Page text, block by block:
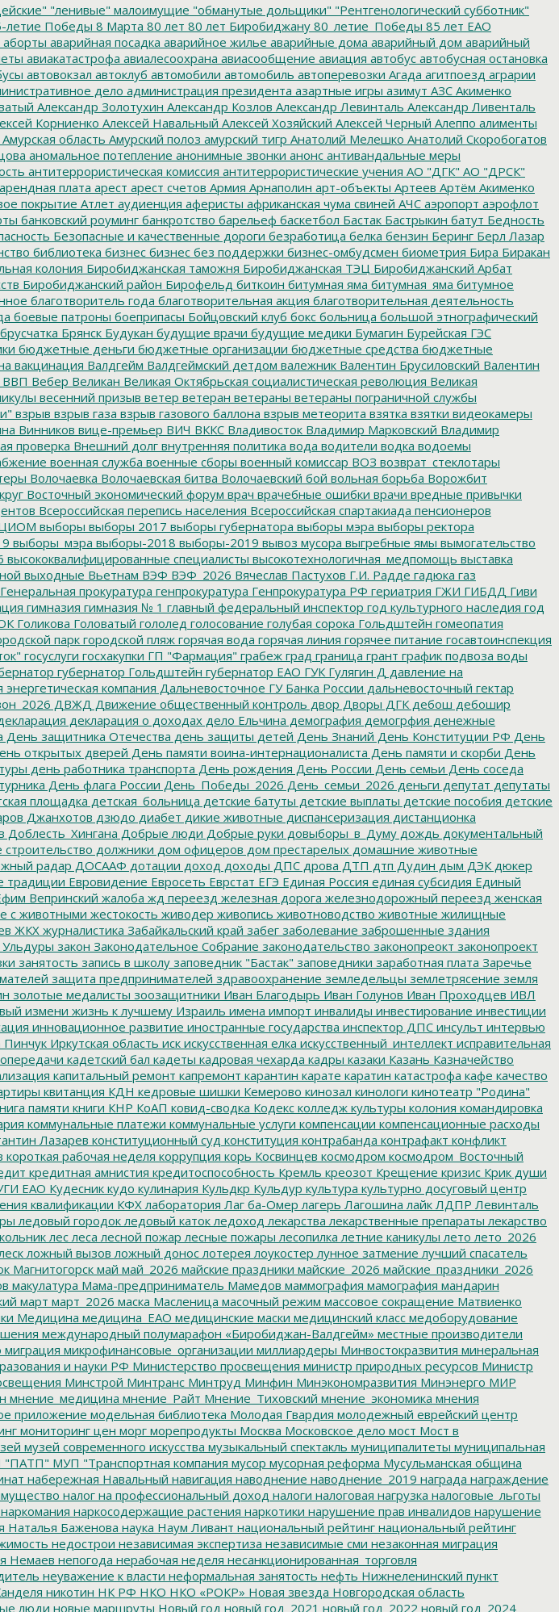
"ленивые" малоимущие "обманутые дольщики" "Рентгенологический субботник"
летие Победы 8 Марта 80 лет 80 лет Биробиджану 80_летие_Победы 85 лет ЕАО
аборты аварийная посадка аварийное жилье аварийные дома аварийный дом аварийный
авиакатастрофа авиалесоохрана авиасообщение авиация автобус автобусная остановка
автовокзал автоклуб автомобили автомобиль автоперевозки Агада агитпоезд аграрии
дело администрация президента азартные игры азимут АЗС Акименко
Александр Золотухин Александр Козлов Александр Левинталь Александр Ливенталь
Корниенко Алексей Навальный Алексей Хозяйский Алексей Черный Алеппо алименты
Амурская область Амурский полоз амурский тигр Анатолий Мелешко Анатолий Скоробогатов
аномальное потепление анонимные звонки анонс антивандальные меры
антитеррористическая комиссия антитеррористические учения АО "ДГК" АО "ДРСК"
арендная плата арест арест счетов Армия Арнаполин арт-объекты Артеев Артём Акименко
покрытие Атлет аудиенция аферисты африканская чума свиней АЧС аэропорт аэрофлот
банковский роуминг банкротство барельеф баскетбол Бастак Бастрыкин батут Бедность
Безопасные и качественные дороги безработица белка бензин Беринг Берл Лазар
библиотека бизнес бизнес без поддержки бизнес-омбудсмен биометрия Бира Биракан
колония Биробиджанская таможня Биробиджанская ТЭЦ Биробиджанский Арбат
Биробиджанский район Бирофельд биткоин битумная яма битумная_яма битумное
благотворитель года благотворительная акция благотворительная деятельность
боевые патроны боеприпасы Бойцовский клуб бокс больница большой этнографический
брусчатка Брянск Будукан будущие врачи будущие медики Бумагин Бурейская ГЭС
бюджетные деньги бюджетные организации бюджетные средства бюджетные
вакцинация Валдгейм Валдгеймский детдом валежник Валентин Брусиловский Валентин
ВВП Вебер Великан Великая Октябрьская социалистическая революция Великая
весенний призыв ветер ветеран ветераны ветераны пограничной службы
взрыв взрыв газа взрыв газового баллона взрыв метеорита взятка взятки видеокамеры
Винников вице-премьер ВИЧ ВККС Владивосток Владимир Марковский Владимир
проверка Внешний долг внутренняя политика вода водители водка водоемы
военная служба военные сборы военный комиссар ВОЗ возврат_стеклотары
Волочаевка Волочаевская битва Волочаевский бой вольная борьба Ворожбит
Восточный экономический форум врач врачебные ошибки врачи вредные привычки
Всероссийская перепись населения Всероссийская спартакиада пенсионеров
выборы выборы 2017 выборы губернатора выборы мэра выборы ректора
выборы_мэра выборы-2018 выборы-2019 вывоз мусора выгребные ямы вымогательство
высококвалифицированные специалисты высокотехнологичная_медпомощь выставка
выходные Вьетнам ВЭФ ВЭФ_2026 Вячеслав Пастухов Г.И. Радде гадюка газ
Генеральная прокуратура генпрокуратура Генпрокуратура РФ гериатрия ГЖИ ГИБДД Гиви
гимназия гимназия № 1 главный федеральный инспектор год культурного наследия год
Голикова Головатый гололед голосование голубая сорока Гольдштейн гомеопатия
парк городской пляж горячая вода горячая линия горячее питание госавтоинспекция
госуслуги госхакупки ГП "Фармация" грабеж град граница грант график подвоза воды
губернатор Гольдштейн губернатор ЕАО ГУК Гулягин Д давление на
компания Дальневосточное ГУ Банка России дальневосточный гектар
ДВЖД Движение общественный контроль двор Дворы ДГК дебош дебошир
декларация о доходах дело Ельчина демография демогрфия денежные
День защитника Отечества день защиты детей День Знаний День Конституции РФ День
открытых дверей День памяти воина-интернационалиста День памяти и скорби День
день работника транспорта День рождения День России День семьи День соседа
День флага России День_Победы_2026 День_семьи_2026 деньги депутат депутаты
площадка детская_больница детские батуты детские выплаты детские пособия детские
Джанхотов дзюдо диабет дикие животные диспансеризация дистанционка
Доблесть_Хингана Добрые люди Добрые руки довыборы_в_Думу дождь документальный
строительство должники дом офицеров дом престарелых домашние животные
радар ДОСААФ дотации доход доходы ДПС дрова ДТП дтп Дудин дым ДЭК дюкер
традиции Евровидение Евросеть Еврстат ЕГЭ Единая Россия единая субсидия Единый
Вепринский жалоба жд переезд железная дорога железнодорожный переезд женская
с животными жестокость живодер живопись животноводство животные жилищные
ЖКХ журналистика Забайкальский край забег заболевание заброшенные здания
Ульдуры закон Законодательное Собрание законодательство законопреокт законопроект
занятость запись в школу заповедник "Бастак" заповедники заработная плата Заречье
защита предпринимателей здравоохранение земледельцы землетрясение земля
золотые медалисты зоозащитники Иван Благодырь Иван Голунов Иван Проходцев ИВЛ
измени жизнь к лучшему Израиль имена импорт инвалиды инвестирование инвестиции
инновационное развитие иностранные государства инспектор ДПС инсульт интервью
Пинчук Иркутская область иск искусственная елка искусственный_интеллект исправительная
кадетский бал кадеты кадровая чехарда кадры казаки Казань Казначейство
капитальный ремонт капремонт карантин карате каратин катастрофа кафе качество
квитанция КДН кедровые шишки Кемерово кинозал кинологи кинотеатр "Родина"
памяти книги КНР КоАП ковид-сводка Кодекс колледж культуры колония командировка
коммунальные платежи коммунальные услуги компенсации компенсационные расходы
Лазарев конституционный суд конституция контрабанда контрафакт конфликт
короткая рабочая неделя коррупция корь Косвинцев космодром космодром_Восточный
кредитная амнистия кредитоспособность Кремль креозот Крещение кризис Крик души
ЕАО Кудесник кудо кулинария Кульдкр Кульдур культура культурно досуговый центр
квалификации КФХ лаборатория Лаг ба-Омер лагерь Лагошина лайк ЛДПР Левинталь
ледовый городок ледовый каток ледоход лекарства лекарственные препараты лекарство
лес леса лесной пожар лесные пожары лесопилка летние каникулы лето лето_2026
ложный вызов ложный донос лотерея лоукостер лунное затмение лучший спасатель
Магнитогорск май май_2026 майские праздники майские_2026 майские_праздники_2026
макулатура Мама-предприниматель Мамедов маммография мамография мандарин
март март_2026 маска Масленица масочный режим массовое сокращение Матвиенко
Медицина медицина_ЕАО медицинские маски медицинский класс медоборудование
международный полумарафон «Биробиджан-Валдгейм» местные производители
миграция микрофинансовые_организации миллиардеры Минвостокразвития минеральная
и науки РФ Министерство просвещения министр природных ресурсов Министр
Минстрой Минтранс Минтруд Минфин Минэкономразвития Минэнерго МИР
мнение_медицина мнение_Райт Мнение_Тиховский мнение_экономика мнения
приложение модельная библиотека Молодая Гвардия молодежный еврейский центр
мониторинг цен морг морепродукты Москва Московское дело мост Мост в
музей современного искусства музыкальный спектакль муниципалитеты муниципальная
"ПАТП" МУП "Транспортная компания мусор мусорная реформа Мусульманская община
набережная Навальный навигация наводнение наводнение_2019 награда награждение
налог на профессиональный доход налоги налоговая нагрузка налоговые_льготы
наркомания наркосодержащие растения наркотики нарушение прав инвалидов нарушение
Наталья Баженова наука Наум Ливант национальный рейтинг национальный рейтинг
недострои независимая экспертиза независимые сми незаконная миграция
Немаев непогода нерабочая неделя несанкционированная_торговля
неуважение к власти неформальная занятость нефть Нижнеленинский пункт
никотин НК РФ НКО НКО «РОКР» Новая звезда Новгородская область
люди новые маршруты Новый год новый год_2021 новый год_2022 новый год_2024